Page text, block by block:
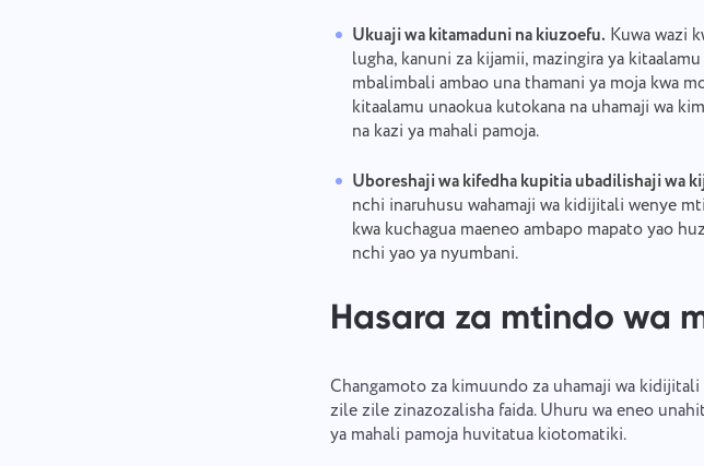
Ukuaji wa kitamaduni na kiuzoefu. Kuwa wazi
lugha, kanuni za kijamii, mazingira ya
mbalimbali ambao una thamani ya moja kwa
kitaalamu unaokua kutokana na uhamaji wa
na kazi ya mahali pamoja.
Uboreshaji wa kifedha kupitia ubadilishaji wa
nchi inaruhusu wahamaji wa kidijitali wenye
kwa kuchagua maeneo ambapo mapato yao
nchi yao ya nyumbani.
Hasara za mtindo wa
Changamoto za kimuundo za uhamaji wa
zile zile zinazozalisha faida. Uhuru wa eneo
ya mahali pamoja huvitatua kiotomatiki.